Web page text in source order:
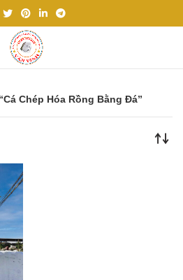
Chép Hóa Rồng Bằng Đá”